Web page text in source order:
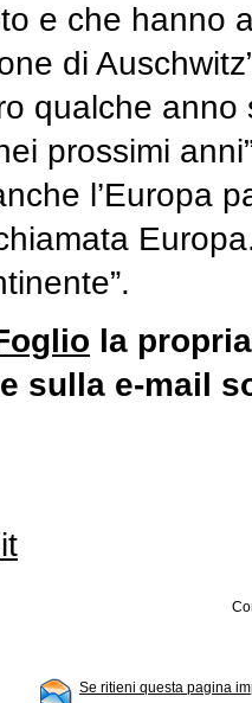
e che hanno
di
qualche anno
prossimi
l’Europa
la
sulla e-mail
Se ritieni questa pagina